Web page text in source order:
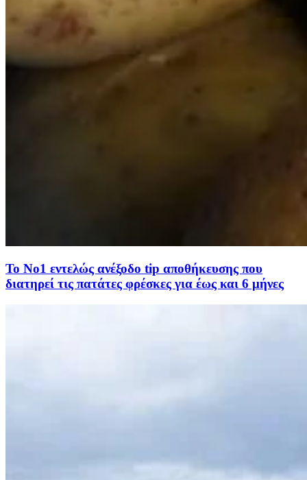
Το Νο1 εντελώς ανέξοδο tip αποθήκευσης που
διατηρεί τις πατάτες φρέσκες για έως και 6 μήνες